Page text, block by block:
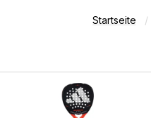
Startseite